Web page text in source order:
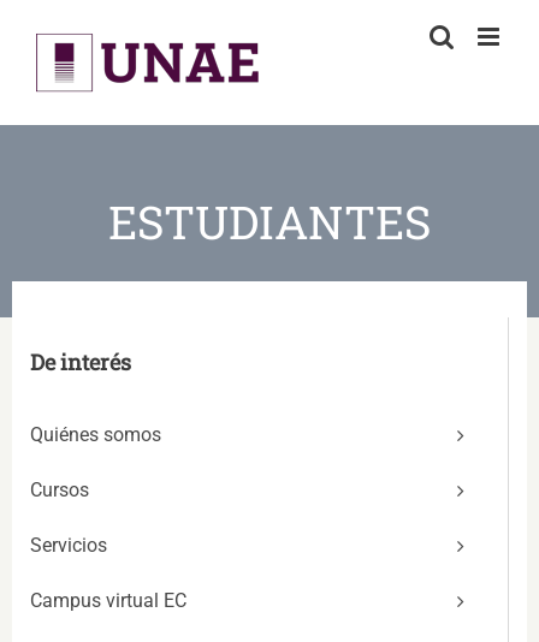
content
ESTUDIANTES
De interés
Quiénes somos
Cursos
Servicios
Campus virtual EC